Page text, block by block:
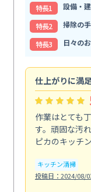
特⻑1
設備・
特⻑2
掃除の
特⻑3
日々の
仕上がりに満足
作業はとても
す。頑固な汚
ピカのキッチ
キッチン清掃
投稿日：2024/08/